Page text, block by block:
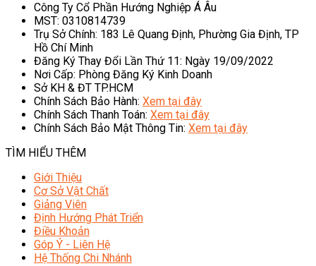
Công Ty Cổ Phần Hướng Nghiệp Á Âu
MST: 0310814739
Trụ Sở Chính: 183 Lê Quang Định, Phường Gia Định, TP
Hồ Chí Minh
Đăng Ký Thay Đổi Lần Thứ 11: Ngày 19/09/2022
Nơi Cấp: Phòng Đăng Ký Kinh Doanh
Sở KH & ĐT TP.HCM
Chính Sách Bảo Hành: Xem tại đây
Chính Sách Thanh Toán: Xem tại đây
Chính Sách Bảo Mật Thông Tin: Xem tại đây
TÌM HIỂU THÊM
Giới Thiệu
Cơ Sở Vật Chất
Giảng Viên
Định Hướng Phát Triển
Điều Khoản
Góp Ý - Liên Hệ
Hệ Thống Chi Nhánh